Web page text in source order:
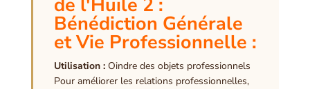
de l'Huile 2 :
Bénédiction Générale
et Vie Professionnelle :
Utilisation : Oindre des objets professionnels
Pour améliorer les relations professionnelles,